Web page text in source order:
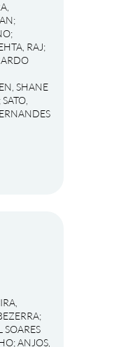
;
;
RAJ;
SHANE
SATO,
;
SOARES
;ANJOS,